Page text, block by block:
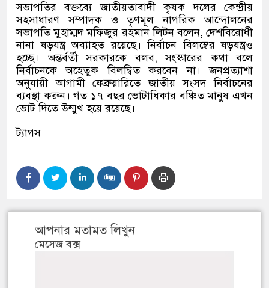
সভাপতির বক্তব্যে জাতীয়তাবাদী কৃষক দলের কেন্দ্রীয়
সহসাধারণ সম্পাদক ও তৃণমূল নাগরিক আন্দোলনের
সভাপতি মুহাম্মদ মফিজুর রহমান লিটন বলেন, দেশবিরোধী
নানা ষড়যন্ত্র অব্যাহত রয়েছে। নির্বাচন বিলম্বের ষড়যন্ত্রও
হচ্ছে। অন্তর্বর্তী সরকারকে বলব, সংস্কারের কথা বলে
নির্বাচনকে অহেতুক বিলম্বিত করবেন না। জনপ্রত্যাশা
অনুযায়ী আগামী ফেব্রুয়ারিতে জাতীয় সংসদ নির্বাচনের
ব্যবস্থা করুন। গত ১৭ বছর ভোটাধিকার বঞ্চিত মানুষ এখন
ভোট দিতে উন্মুখ হয়ে রয়েছে।
ট্যাগস
আপনার মতামত লিখুন
মেসেজ বক্স